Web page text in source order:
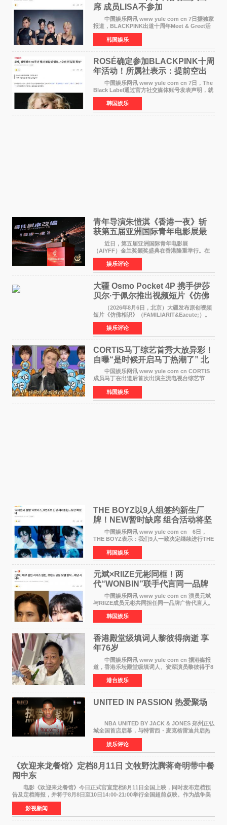
席 成员LISA不参加
中国娱乐网讯 www yule com cn 7日据独家
报道，BLACKPINK出道十周年Meet & Greet活
动将由智秀、ROS&Eacute;、JENNIE出席，
LISA将缺席。 此前BLACKPINK所属社YG并
未为组合出道十周年做
韩国娱乐
ROSÉ确定参加BLACKPINK十周
年活动！所属社表示：提前空出
了时间
中国娱乐网讯 www yule com cn 7日，The
Black Label通过官方社交媒体账号发表声明，就
近期网络上关于ROS&Eacute;个人行程及是否参
加BLACKPINK出道纪念活动的种种猜测作出正
式回应。 Th
韩国娱乐
青年导演朱愷淇《香港一夜》斩
获第五届亚洲国际青年电影展最
佳剧本改编奖
近日，第五届亚洲国际青年电影展
（AIYFF）金兰奖颁奖盛典在香港隆重举行。在
这场汇聚数百位海内外电影人、文化界人士及媒
体代表的亚洲青年影视盛会上，香港本土电影
《香港一夜》（Dawn in Ho
娱乐评论
大疆 Osmo Pocket 4P 携手伊莎
贝尔·于佩尔推出视频短片《仿佛
相识》
（2026年8月6日，北京）大疆发布原创视频
短片《仿佛相识》（FAMILIARIT&Eacute;）。
视频短片由戛纳国际电影节最佳女演员伊莎贝尔·
于佩尔（Isabelle Huppert）主演，全程使用大
疆首款双主摄口
娱乐评论
CORTIS马丁综艺首秀大放异彩！
自曝“是时候开启马丁热潮了” 北
美巡演火热进行中
中国娱乐网讯 www yule com cn CORTIS
成员马丁在出道后首次出演主流电视台综艺节
目，展现了多才多艺的魅力。 马丁出演了5日
播出的MBC《Radio Star》Fashion与Passion
之间，I&lsquo;m
韩国娱乐
THE BOYZ以9人组签约新生厂
牌！NEW暂时缺席 组合活动将坚
定不移继续
中国娱乐网讯 www yule com cn 6日，
THE BOYZ表示：我们9人一致决定继续进行THE
BOYZ组合活动，并且已经完成了组合团体活动
签约。目前正在新生厂牌下进行活动准备。尚未
离开THE BOYZ原所
韩国娱乐
元斌×RIIZE元彬同框！两
代“WONBIN”联手代言同一品牌
颜值天花板合体
中国娱乐网讯 www yule com cn 演员元斌
与RIIZE成员元彬共同担任同一品牌广告代言人。
6日据独家报道，继演员元斌之后，RIIZE元彬最
近也被选为某在线中介平台A公司的共同广告代言
人，两人将作
韩国娱乐
香港殿堂级填词人黎彼得病逝 享
年76岁​
中国娱乐网讯 www yule com cn 据港媒报
道，香港乐坛殿堂级填词人、资深演员黎彼得于8
月5日上午因病离世，终年76岁。好友钟志光透
露，黎彼得今年3月中风后便卧床休养，身体机能
持续衰退，最
港台娱乐
UNITED IN PASSION 热爱聚场
NBA UNITED BY JACK & JONES 郑州正弘
城全国首店启幕，与特雷西・麦克格雷迪共启热
爱 2026 年7 月21 日，
NBAUNITEDBYJACK&JONES 全国首店，于郑
州正弘城正式启幕。NBA 传奇球星
娱乐评论
《欢迎来龙餐馆》定档8月11日 文牧野沈腾蒋奇明带中餐
闯中东
电影《欢迎来龙餐馆》今日正式官宣定档8月11日全国上映，同时发布定档预
告及定档海报，并将于8月8日至10日14:00-21:00举行全国超前点映。作为战争美
食大片，影片讲述的是中国厨师徐福（沈腾
影视新闻